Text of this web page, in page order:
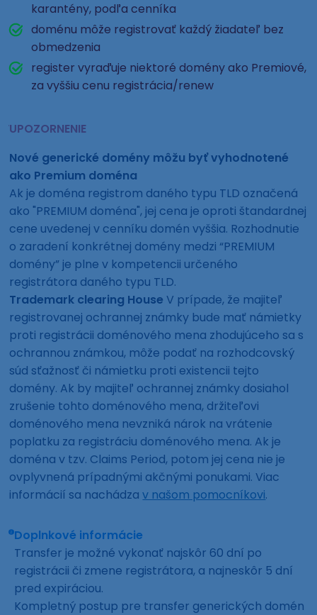
karantény, podľa cenníka
doménu môže registrovať každý žiadateľ bez
obmedzenia
register vyraďuje niektoré domény ako Premiové,
za vyššiu cenu registrácia/renew
UPOZORNENIE
Nové generické domény môžu byť vyhodnotené
ako Premium doména
Ak je doména registrom daného typu TLD označená
ako "PREMIUM doména", jej cena je oproti štandardnej
cene uvedenej v cenníku domén vyššia. Rozhodnutie
o zaradení konkrétnej domény medzi “PREMIUM
domény” je plne v kompetencii určeného
registrátora daného typu TLD.
Trademark clearing House V prípade, že majiteľ
registrovanej ochrannej známky bude mať námietky
proti registrácii doménového mena zhodujúceho sa s
ochrannou známkou, môže podať na rozhodcovský
súd sťažnosť či námietku proti existencii tejto
domény. Ak by majiteľ ochrannej známky dosiahol
zrušenie tohto doménového mena, držiteľovi
doménového mena nevzniká nárok na vrátenie
poplatku za registráciu doménového mena. Ak je
doména v tzv. Claims Period, potom jej cena nie je
ovplyvnená prípadnými akčnými ponukami. Viac
informácií sa nachádzav našom pomocníkovi.
Doplnkové informácie
Transfer je možné vykonať najskôr 60 dní po
registrácii či zmene registrátora, a najneskôr 5 dní
pred expiráciou.
Kompletný postup pre transfer generických domén